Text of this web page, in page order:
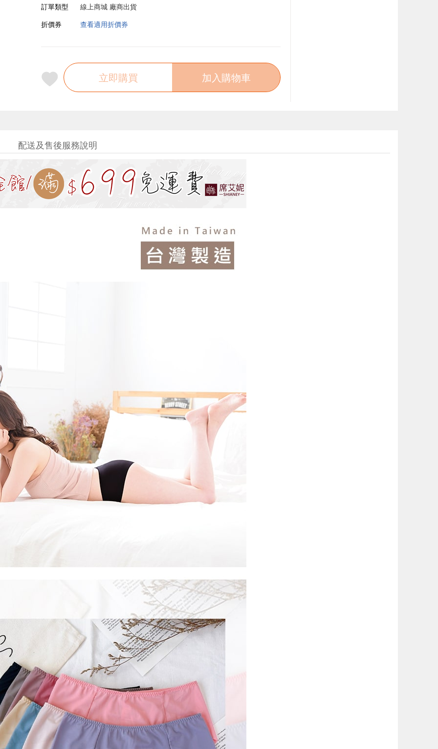
訂單類型
線上商城 廠商出貨
折價券
查看適用折價券
立即購買 加入購物車
配送及售後服務說明